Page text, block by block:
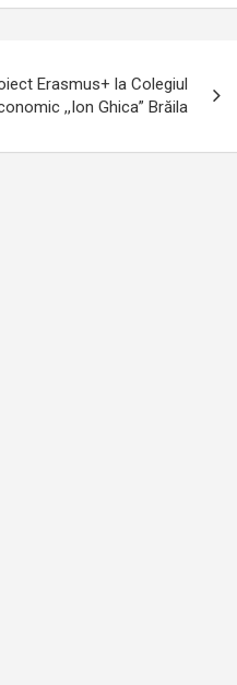
Erasmus+ la Colegiul
,,Ion Ghica” Brăila